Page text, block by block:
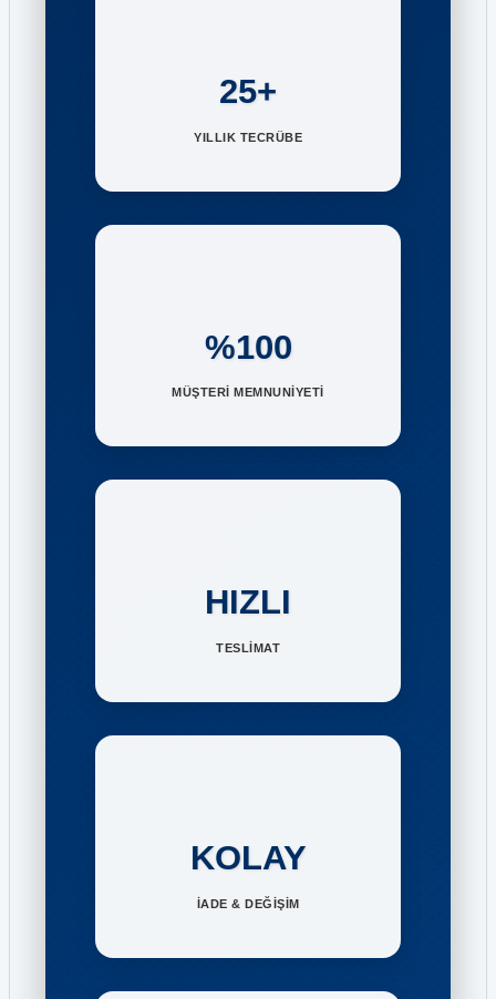
25+
YILLIK TECRÜBE
%100
MÜŞTERİ MEMNUNİYETİ
HIZLI
TESLİMAT
KOLAY
İADE & DEĞİŞİM